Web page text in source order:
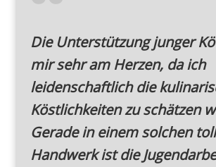
Die Unterstützung junger
mir sehr am Herzen, da ich
leidenschaftlich die
Köstlichkeiten zu schätzen
Gerade in einem solchen
Handwerk ist die